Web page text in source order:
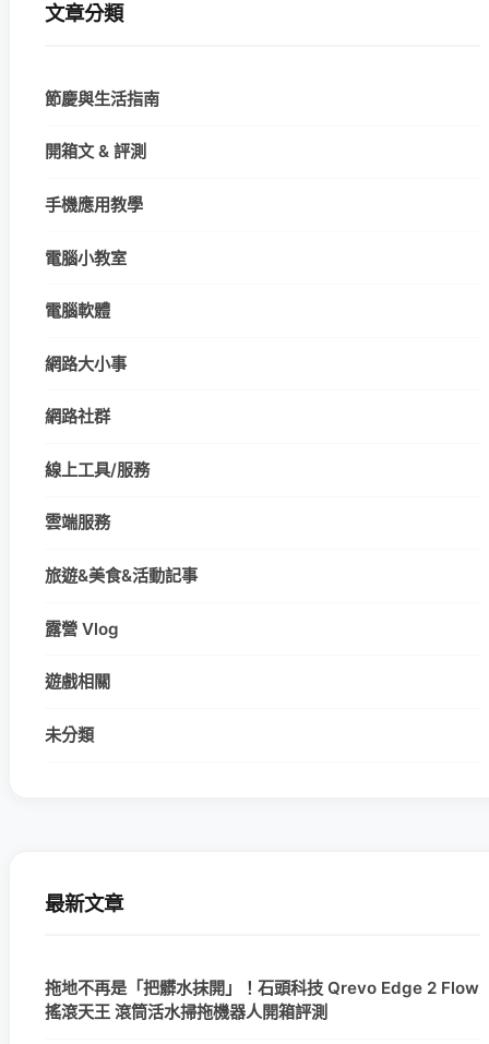
文章分類
節慶與生活指南
開箱文 & 評測
手機應用教學
電腦小教室
電腦軟體
網路大小事
網路社群
線上工具/服務
雲端服務
旅遊&美食&活動記事
露營 Vlog
遊戲相關
未分類
最新文章
拖地不再是「把髒水抹開」！石頭科技 Qrevo Edge 2 Flow
搖滾天王 滾筒活水掃拖機器人開箱評測